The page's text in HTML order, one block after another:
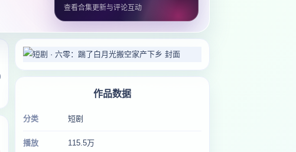
查看合集更新与评论互动
作品数据
分类 短剧
播放 115.5万